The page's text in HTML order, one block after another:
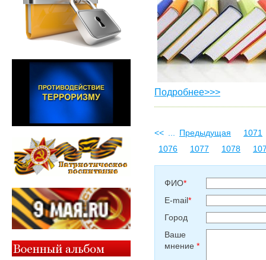
Подробнее>>>
<< Предыдущая
1071
1076
1077 1078
ФИО*
E-mail*
Город
Ваше
мнение *